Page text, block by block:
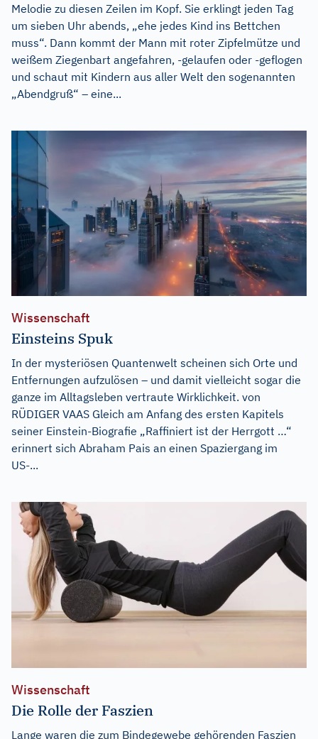
Melodie zu diesen Zeilen im Kopf. Sie erklingt jeden Tag
um sieben Uhr abends, „ehe jedes Kind ins Bettchen
muss“. Dann kommt der Mann mit roter Zipfelmütze und
weißem Ziegenbart angefahren, -gelaufen oder -geflogen
und schaut mit Kindern aus aller Welt den sogenannten
„Abendgruß“ – eine...
Wissenschaft
Einsteins Spuk
In der mysteriösen Quantenwelt scheinen sich Orte und
Entfernungen aufzulösen – und damit vielleicht sogar die
ganze im Alltagsleben vertraute Wirklichkeit. von
RÜDIGER VAAS Gleich am Anfang des ersten Kapitels
seiner Einstein-Biografie „Raffiniert ist der Herrgott …“
erinnert sich Abraham Pais an einen Spaziergang im
US-...
Wissenschaft
Die Rolle der Faszien
Lange waren die zum Bindegewebe gehörenden Faszien